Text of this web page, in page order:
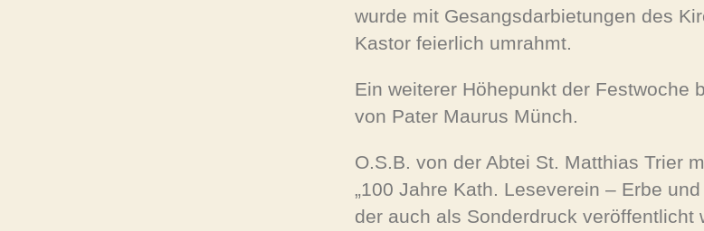
wurde mit Gesangsdarbietungen des
Kastor feierlich umrahmt.
Ein weiterer Höhepunkt der Festwoche
von Pater Maurus Münch.
O.S.B. von der Abtei St. Matthias Trier
„100 Jahre Kath. Leseverein – Erbe und
der auch als Sonderdruck veröffentlicht